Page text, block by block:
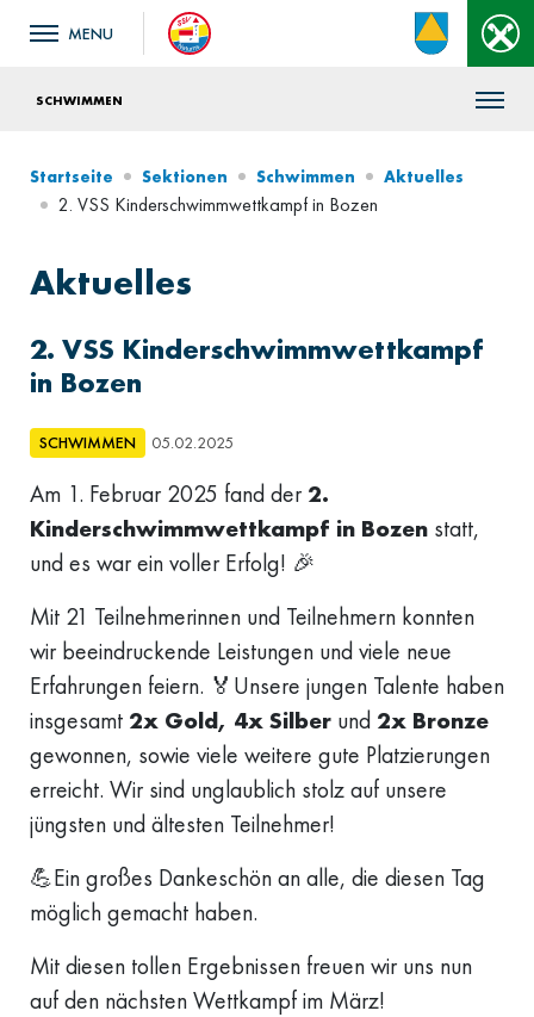
SCHWIMMEN
Startseite Sektionen Schwimmen Aktuelles
2. VSS Kinderschwimmwettkampf in Bozen
Aktuelles
2. VSS Kinderschwimmwettkampf
in Bozen
SCHWIMMEN 05.02.2025
Am 1. Februar 2025 fand der 2.
Kinderschwimmwettkampf in Bozen statt,
und es war ein voller Erfolg! 🎉
Mit 21 Teilnehmerinnen und Teilnehmern konnten
wir beeindruckende Leistungen und viele neue
Erfahrungen feiern. 🏅Unsere jungen Talente haben
insgesamt 2x Gold, 4x Silber und 2x Bronze
gewonnen, sowie viele weitere gute Platzierungen
erreicht. Wir sind unglaublich stolz auf unsere
jüngsten und ältesten Teilnehmer!
💪Ein großes Dankeschön an alle, die diesen Tag
möglich gemacht haben.
Mit diesen tollen Ergebnissen freuen wir uns nun
auf den nächsten Wettkampf im März!